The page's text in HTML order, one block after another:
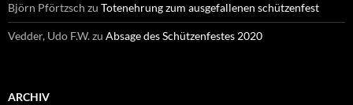
Björn Pförtzsch zu Totenehrung zum ausgefallenen schützenfest
Vedder, Udo F.W.zu Absage des Schützenfestes 2020
ARCHIV